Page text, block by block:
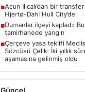
■Acun Ilıcalı’dan bir
Hjertø-Dahl Hull City’de
■Dumanlar ilçeyi kapladı:
tamirhanede yangın
■Çerçeve yasa teklifi
Sözcüsü Çelik: İki yıllık
aşamasına gelinmiş oldu